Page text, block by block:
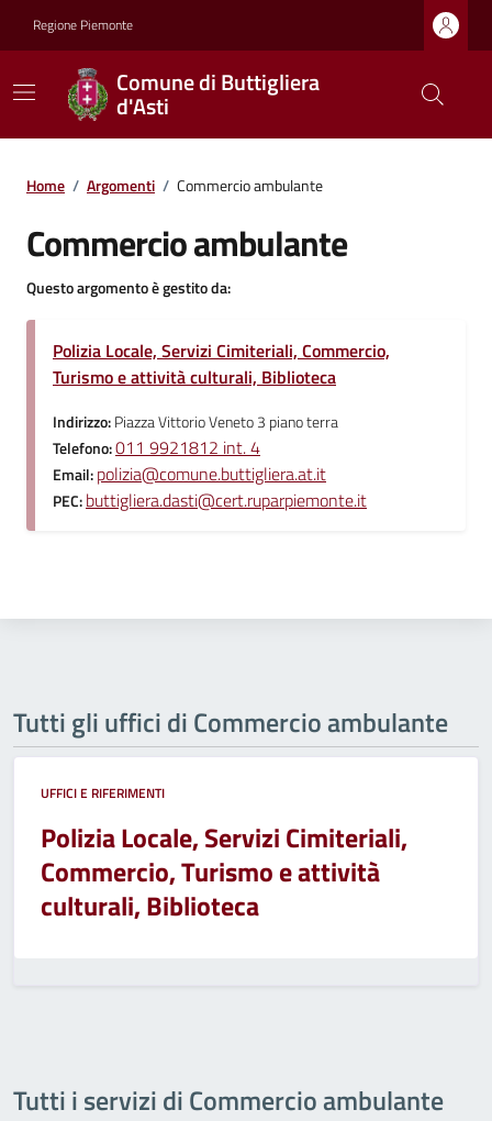
Regione Piemonte
Comune di Buttigliera
d'Asti
Home / Argomenti / Commercio ambulante
Commercio ambulante
Questo argomento è gestito da:
Polizia Locale, Servizi Cimiteriali, Commercio,
Turismo e attività culturali, Biblioteca
Indirizzo:Piazza Vittorio Veneto 3 piano terra
Telefono:011 9921812 int. 4
Email:polizia@comune.buttigliera.at.it
PEC:buttigliera.dasti@cert.ruparpiemonte.it
Tutti gli uffici di Commercio ambulante
UFFICI E RIFERIMENTI
Polizia Locale, Servizi Cimiteriali,
Commercio, Turismo e attività
culturali, Biblioteca
Tutti i servizi di Commercio ambulante